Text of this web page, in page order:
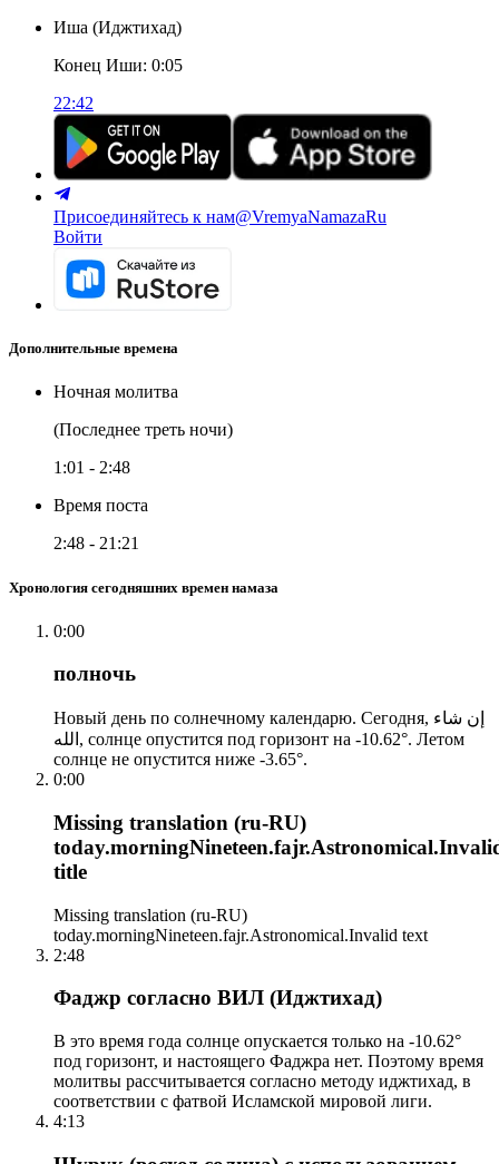
Иша (Иджтихад)
Конец Иши: 0:05
22:42
Присоединяйтесь к нам@VremyaNamazaRu
Войти
Дополнительные времена
Ночная молитва
(Последнее треть ночи)
1:01 - 2:48
Время поста
2:48 - 21:21
Хронология сегодняшних времен намаза
0:00
полночь
Новый день по солнечному календарю. Сегодня, إن شاء
الله, солнце опустится под горизонт на -10.62°. Летом
солнце не опустится ниже -3.65°.
0:00
Missing translation (ru-RU)
title
Missing translation (ru-RU)
today.morningNineteen.fajr.Astronomical.Invalid text
2:48
Фаджр согласно ВИЛ (Иджтихад)
В это время года солнце опускается только на -10.62°
под горизонт, и настоящего Фаджра нет. Поэтому время
молитвы рассчитывается согласно методу иджтихад, в
соответствии с фатвой Исламской мировой лиги.
4:13